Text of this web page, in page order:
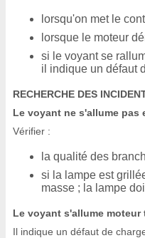
lorsqu'on met le
lorsque le moteur
si le voyant se
il indique un défaut
RECHERCHE DES
Le voyant ne s'allume pas
Vérifier :
la qualité des
si la lampe est
masse ; la lampe
Le voyant s'allume moteur
Il indique un défaut de